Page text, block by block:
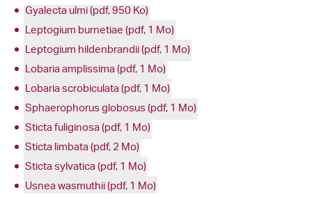
Gyalecta ulmi (pdf, 950 Ko)
Leptogium burnetiae (pdf, 1 Mo)
Leptogium hildenbrandii (pdf, 1 Mo)
Lobaria amplissima (pdf, 1 Mo)
Lobaria scrobiculata (pdf, 1 Mo)
Sphaerophorus globosus (pdf, 1 Mo)
Sticta fuliginosa (pdf, 1 Mo)
Sticta limbata (pdf, 2 Mo)
Sticta sylvatica (pdf, 1 Mo)
Usnea wasmuthii (pdf, 1 Mo)